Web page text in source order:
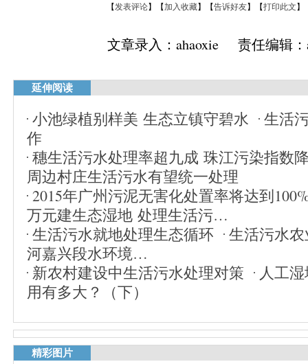
【发表评论】【加入收藏】【告诉好友】【打印此文】
文章录入：ahaoxie 责任编辑
延伸阅读
小池绿植别样美 生态立镇守碧水
生活
作
穗生活污水处理率超九成 珠江污染指数
周边村庄生活污水有望统一处理
2015年广州污泥无害化处置率将达到
万元建生态湿地 处理生活污…
生活污水就地处理生态循环
生活污水
河嘉兴段水环境…
新农村建设中生活污水处理对策
人工
用有多大？（下）
精彩图片